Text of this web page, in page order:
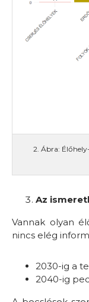
2. Ábra:
Az
Vannak olyan
nincs elég
2030-ig a
2040-ig